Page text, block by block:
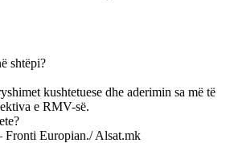
shtëpi?
kushtetuese dhe aderimin sa më të
e RMV-së.
Fronti Europian./ Alsat.mk